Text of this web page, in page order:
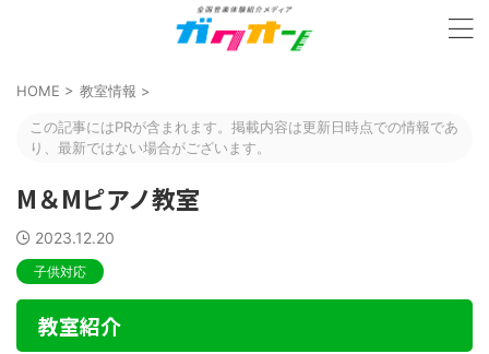
HOME > 教室情報 >
この記事にはPRが含まれます。掲載内容は更新日時点での情報であ
り、最新ではない場合がございます。
M＆Mピアノ教室
2023.12.20
子供対応
教室紹介